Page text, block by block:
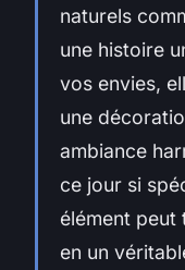
naturels
une histoire
vos envies,
une
ambiance
ce jour si
élément
en un